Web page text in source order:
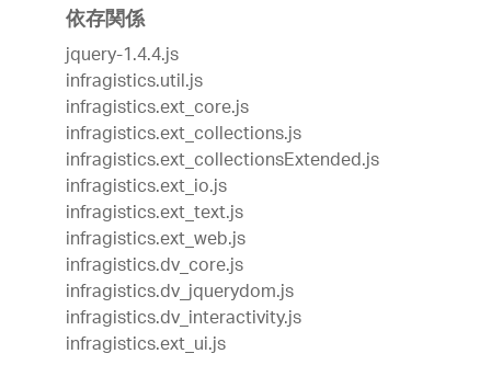
依存関係
jquery-1.4.4.js
infragistics.util.js
infragistics.ext_core.js
infragistics.ext_collections.js
infragistics.ext_collectionsExtended.js
infragistics.ext_io.js
infragistics.ext_text.js
infragistics.ext_web.js
infragistics.dv_core.js
infragistics.dv_jquerydom.js
infragistics.dv_interactivity.js
infragistics.ext_ui.js